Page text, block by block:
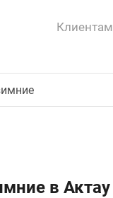
Клиентам
в Актау